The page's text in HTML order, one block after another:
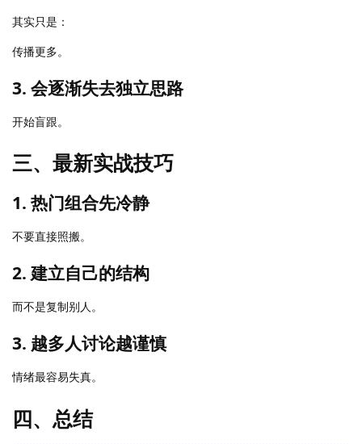
其实只是：
传播更多。
3. 会逐渐失去独立思路
开始盲跟。
三、最新实战技巧
1. 热门组合先冷静
不要直接照搬。
2. 建立自己的结构
而不是复制别人。
3. 越多人讨论越谨慎
情绪最容易失真。
四、总结